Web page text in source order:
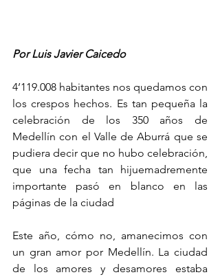
Por Luis Javier Caicedo
4’119.008 habitantes nos quedamos con
los crespos hechos. Es tan pequeña la
celebración de los 350 años de
Medellín con el Valle de Aburrá que se
pudiera decir que no hubo celebración,
que una fecha tan hijuemadremente
importante pasó en blanco en las
páginas de la ciudad
Este año, cómo no, amanecimos con
un gran amor por Medellín. La ciudad
de los amores y desamores estaba